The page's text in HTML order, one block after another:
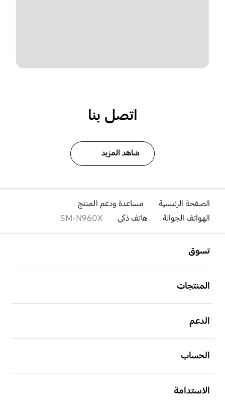
اتصل بنا
شاهد المزيد
الصفحة الرئيسية
مساعدة ودعم المنتج
الهواتف الجوالة
هاتف ذكي SM-N960X
تسوق
المنتجات
الدعم
الحساب
الاستدامة